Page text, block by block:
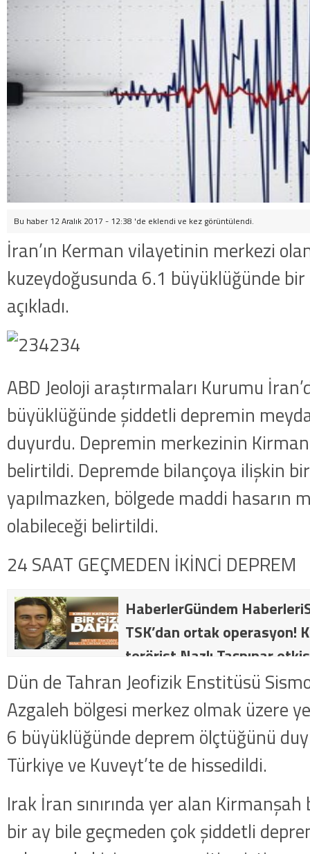
Bu haber 12 Aralık 2017 - 12:38 'de eklendi ve kez görüntülendi.
İran’ın Kerman vilayetinin merkezi
kuzeydoğusunda 6.1 büyüklüğünde
açıkladı.
ABD Jeoloji araştırmaları Kurumu
büyüklüğünde şiddetli depremin
duyurdu. Depremin merkezinin
belirtildi. Depremde bilançoya ilişkin
yapılmazken, bölgede maddi hasarın
olabileceği belirtildi.
24 SAAT GEÇMEDEN İKİNCİ DEPREM
HaberlerGündem
TSK’dan ortak operasyon!
terörist Nazlı Taşpınar
dakika: MİT ve TSK’dan
kategorideki terörist Nazlı
getirildi .
Dün de Tahran Jeofizik Enstitüsü
Azgaleh bölgesi merkez olmak üzere
6 büyüklüğünde deprem ölçtüğünü
Türkiye ve Kuveyt’te de hissedildi.
Irak İran sınırında yer alan
bir ay bile geçmeden çok şiddetli